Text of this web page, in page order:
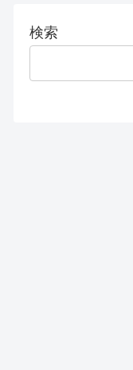
検索